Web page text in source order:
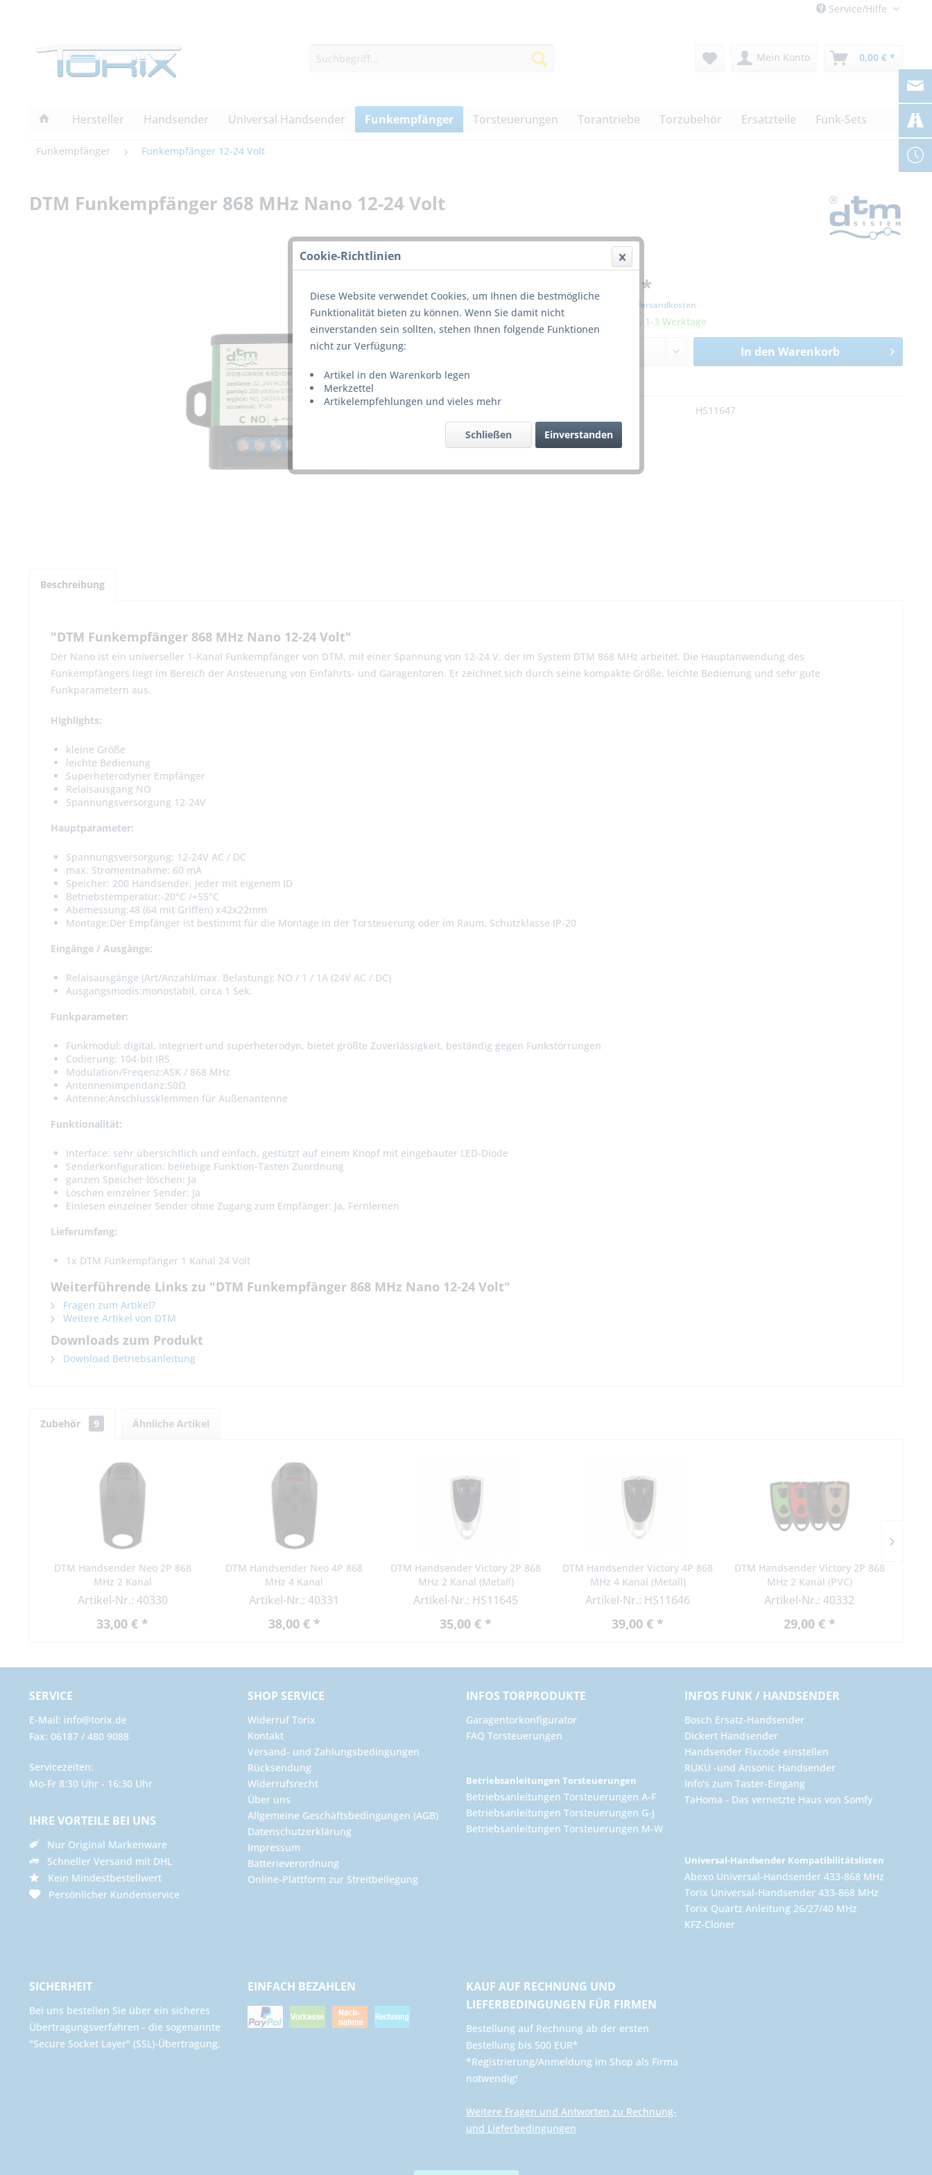
Service/Hilfe
Mein Konto 0,00 € *
Hersteller Handsender Universal Handsender Funkempfänger Torsteuerungen Torantriebe Torzubehör Ersatzteile Funk-Sets
Funkempfänger Funkempfänger 12-24 Volt
DTM Funkempfänger 868 MHz Nano 12-24 Volt
51,00 € *
inkl. MwSt. zzgl. Versandkosten
Lieferzeit ca. 1-3 Werktage
In den Warenkorb
HS11647
Beschreibung
"DTM Funkempfänger 868 MHz Nano 12-24 Volt"
Der Nano ist ein universeller 1-Kanal Funkempfänger von DTM, mit einer Spannung von 12-24 V, der im System DTM 868 MHz arbeitet. Die Hauptanwendung des
Funkempfängers liegt im Bereich der Ansteuerung von Einfahrts- und Garagentoren. Er zeichnet sich durch seine kompakte Größe, leichte Bedienung und sehr gute
Funkparametern aus.
Highlights:
kleine Größe
leichte Bedienung
Superheterodyner Empfänger
Relaisausgang NO
Spannungsversorgung 12-24V
Hauptparameter:
Spannungsversorgung: 12-24V AC / DC
max. Stromentnahme: 60 mA
Speicher: 200 Handsender, jeder mit eigenem ID
Betriebstemperatur:-20°C /+55°C
Abemessung:48 (64 mit Griffen) x42x22mm
Montage:Der Empfänger ist bestimmt für die Montage in der Torsteuerung oder im Raum. Schutzklasse IP-20
Eingänge / Ausgänge:
Relaisausgänge (Art/Anzahl/max. Belastung): NO / 1 / 1A (24V AC / DC)
Ausgangsmodis:monostabil, circa 1 Sek.
Funkparameter:
Funkmodul: digital, integriert und superheterodyn, bietet größte Zuverlässigkeit, beständig gegen Funkstörrungen
Codierung: 104-bit IRS
Modulation/Freqenz:ASK / 868 MHz
Antennenimpendanz:50Ω
Antenne:Anschlussklemmen für Außenantenne
Funktionalität:
Interface: sehr übersichtlich und einfach, gestützt auf einem Knopf mit eingebauter LED-Diode
Senderkonfiguration: beliebige Funktion-Tasten Zuordnung
ganzen Speicher löschen: Ja
Löschen einzelner Sender: Ja
Einlesen einzelner Sender ohne Zugang zum Empfänger: Ja, Fernlernen
Lieferumfang:
1x DTM Funkempfänger 1 Kanal 24 Volt
Weiterführende Links zu "DTM Funkempfänger 868 MHz Nano 12-24 Volt"
Fragen zum Artikel?
Weitere Artikel von DTM
Downloads zum Produkt
Download Betriebsanleitung
Zubehör 9 Ähnliche Artikel
DTM Handsender Neo 2P 868
MHz 2 Kanal
Artikel-Nr.: 40330
33,00 € *
DTM Handsender Neo 4P 868
MHz 4 Kanal
Artikel-Nr.: 40331
38,00 € *
DTM Handsender Victory 2P 868
MHz 2 Kanal (Metall)
Artikel-Nr.: HS11645
35,00 € *
DTM Handsender Victory 4P 868
MHz 4 Kanal (Metall)
Artikel-Nr.: HS11646
39,00 € *
DTM Handsender Victory 2P 868
MHz 2 Kanal (PVC)
Artikel-Nr.: 40332
29,00 € *
SERVICE
E-Mail: info@torix.de
Fax: 06187 / 480 9088
Servicezeiten:
Mo-Fr 8:30 Uhr - 16:30 Uhr
IHRE VORTEILE BEI UNS
Nur Original Markenware
Schneller Versand mit DHL
Kein Mindestbestellwert
Persönlicher Kundenservice
SHOP SERVICE
Widerruf Torix
Kontakt
Versand- und Zahlungsbedingungen
Rücksendung
Widerrufsrecht
Über uns
Allgemeine Geschäftsbedingungen (AGB)
Datenschutzerklärung
Impressum
Batterieverordnung
Online-Plattform zur Streitbeilegung
INFOS TORPRODUKTE
Garagentorkonfigurator
FAQ Torsteuerungen
Betriebsanleitungen Torsteuerungen
Betriebsanleitungen Torsteuerungen A-F
Betriebsanleitungen Torsteuerungen G-J
Betriebsanleitungen Torsteuerungen M-W
INFOS FUNK / HANDSENDER
Bosch Ersatz-Handsender
Dickert Handsender
Handsender Fixcode einstellen
RUKU -und Ansonic Handsender
Info's zum Taster-Eingang
TaHoma - Das vernetzte Haus von Somfy
Universal-Handsender Kompatibilitätslisten
Abexo Universal-Handsender 433-868 MHz
Torix Universal-Handsender 433-868 MHz
Torix Quartz Anleitung 26/27/40 MHz
KFZ-Cloner
SICHERHEIT
Bei uns bestellen Sie über ein sicheres
Übertragungsverfahren - die sogenannte
"Secure Socket Layer" (SSL)-Übertragung.
EINFACH BEZAHLEN
KAUF AUF RECHNUNG UND
LIEFERBEDINGUNGEN FÜR FIRMEN
​Bestellung auf Rechnung ab der ersten
Bestellung bis 500 EUR*
*Registrierung/Anmeldung im Shop als Firma
notwendig!
Weitere Fragen und Antworten zu Rechnung-
und Lieferbedingungen
Cookie-Richtlinien
Diese Website verwendet Cookies, um Ihnen die bestmögliche
Funktionalität bieten zu können. Wenn Sie damit nicht
einverstanden sein sollten, stehen Ihnen folgende Funktionen
nicht zur Verfügung:
Artikel in den Warenkorb legen
Merkzettel
Artikelempfehlungen und vieles mehr
Einverstanden
Schließen